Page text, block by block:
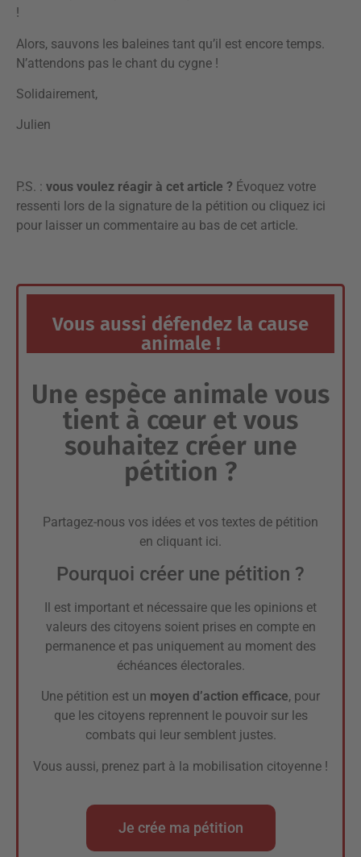
!
Alors, sauvons les baleines tant qu’il est encore temps.
N’attendons pas le chant du cygne !
Solidairement,
Julien
P.S. : vous voulez réagir à cet article ? Évoquez votre
ressenti lors de la signature de la pétition ou cliquez ici
pour laisser un commentaire au bas de cet article.
Vous aussi défendez la cause
animale !
Une espèce animale vous
tient à cœur et vous
souhaitez créer une
pétition ?
Partagez-nous vos idées et vos textes de pétition
en cliquant ici.
Pourquoi créer une pétition ?
Il est important et nécessaire que les opinions et
valeurs des citoyens soient prises en compte en
permanence et pas uniquement au moment des
échéances électorales.
Une pétition est un moyen d’action efficace, pour
que les citoyens reprennent le pouvoir sur les
combats qui leur semblent justes.
Vous aussi, prenez part à la mobilisation citoyenne !
Je crée ma pétition